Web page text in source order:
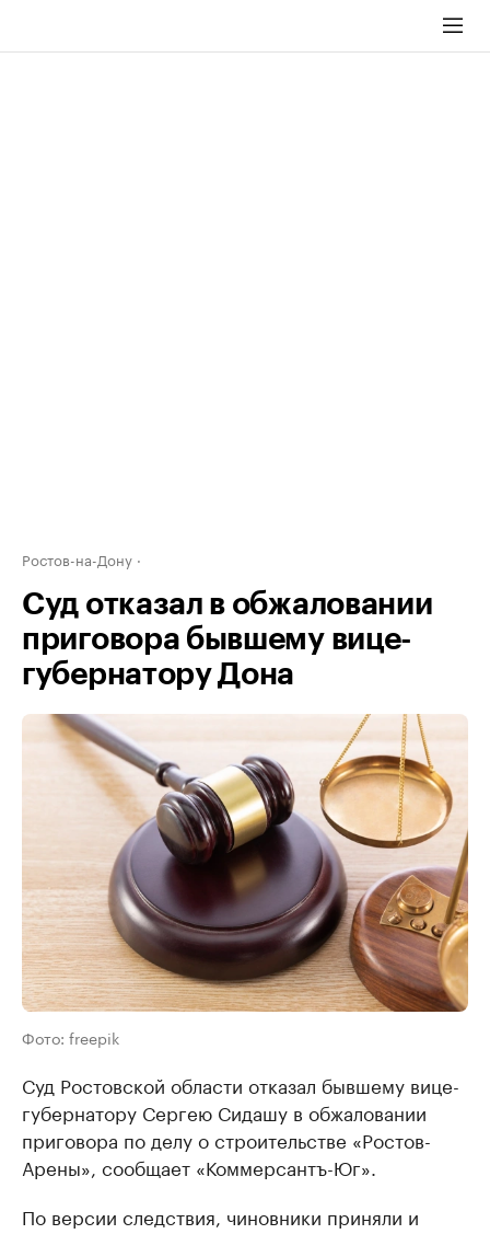
Ростов-на-Дону
Суд отказал в обжаловании
приговора бывшему вице-
губернатору Дона
Фото: freepik
Суд Ростовской области отказал бывшему вице-
губернатору Сергею Сидашу в обжаловании
приговора по делу о строительстве «Ростов-
Арены», сообщает «Коммерсантъ-Юг».
По версии следствия, чиновники приняли и